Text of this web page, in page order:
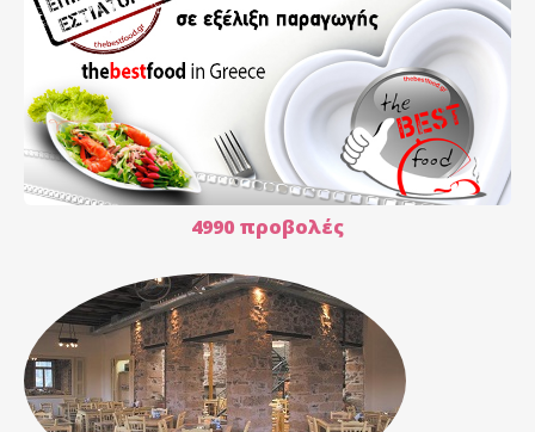
4990 προβολές